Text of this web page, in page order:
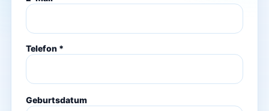
Telefon *
Geburtsdatum